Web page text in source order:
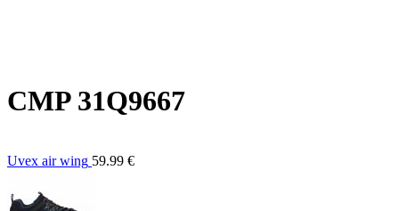
CMP 31Q9667
Uvex air wing 59.99 €